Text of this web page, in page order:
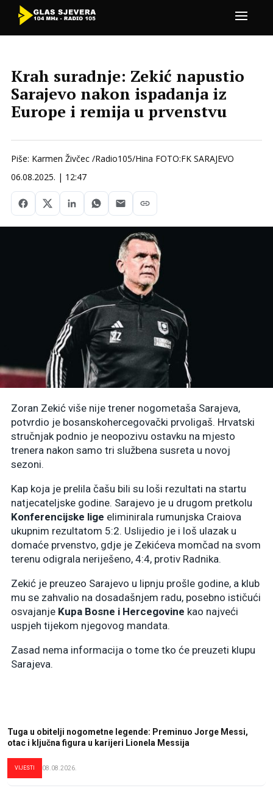
Krah suradnje: Zekić napustio
Sarajevo nakon ispadanja iz
Europe i remija u prvenstvu
Piše: Karmen Živčec /Radio105/Hina FOTO:FK SARAJEVO
06.08.2025. | 12:47
Zoran Zekić više nije trener nogometaša Sarajeva,
potvrdio je bosanskohercegovački prvoligaš. Hrvatski
stručnjak podnio je neopozivu ostavku na mjesto
trenera nakon samo tri službena susreta u novoj
sezoni.
Kap koja je prelila čašu bili su loši rezultati na startu
natjecateljske godine. Sarajevo je u drugom pretkolu
Konferencijske lige eliminirala rumunjska Craiova
ukupnim rezultatom 5:2. Uslijedio je i loš ulazak u
domaće prvenstvo, gdje je Zekićeva momčad na svom
terenu odigrala neriješeno, 4:4, protiv Radnika.
Zekić je preuzeo Sarajevo u lipnju prošle godine, a klub
mu se zahvalio na dosadašnjem radu, posebno ističući
osvajanje Kupa Bosne i Hercegovine kao najveći
uspjeh tijekom njegovog mandata.
Zasad nema informacija o tome tko će preuzeti klupu
Sarajeva.
Tuga u obitelji nogometne legende: Preminuo Jorge Messi,
otac i ključna figura u karijeri Lionela Messija
VIJESTI 08.08.2026.